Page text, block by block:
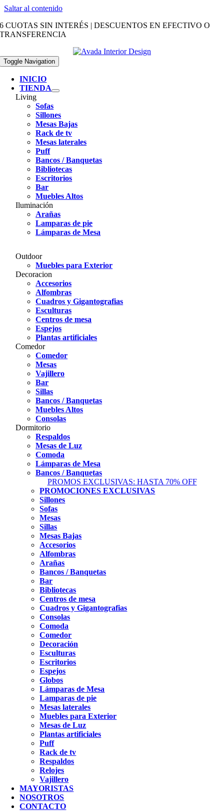
Saltar al contenido
6 CUOTAS SIN INTERÉS | DESCUENTOS EN EFECTIVO O
TRANSFERENCIA
Toggle Navigation
INICIO
TIENDA
Living
Sofas
Sillones
Mesas Bajas
Rack de tv
Mesas laterales
Puff
Bancos / Banquetas
Bibliotecas
Escritorios
Bar
Muebles Altos
Iluminación
Arañas
Lamparas de pie
Lámparas de Mesa
Outdoor
Muebles para Exterior
Decoracion
Accesorios
Alfombras
Cuadros y Gigantografias
Esculturas
Centros de mesa
Espejos
Plantas artificiales
Comedor
Comedor
Mesas
Vajillero
Bar
Sillas
Bancos / Banquetas
Muebles Altos
Consolas
Dormitorio
Respaldos
Mesas de Luz
Comoda
Lámparas de Mesa
Bancos / Banquetas
PROMOS EXCLUSIVAS: HASTA 70% OFF
PROMOCIONES EXCLUSIVAS
Sillones
Sofas
Mesas
Sillas
Mesas Bajas
Accesorios
Alfombras
Arañas
Bancos / Banquetas
Bar
Bibliotecas
Centros de mesa
Cuadros y Gigantografias
Consolas
Comoda
Comedor
Decoración
Esculturas
Escritorios
Espejos
Globos
Lámparas de Mesa
Lamparas de pie
Mesas laterales
Muebles para Exterior
Mesas de Luz
Plantas artificiales
Puff
Rack de tv
Respaldos
Relojes
Vajillero
MAYORISTAS
NOSOTROS
CONTACTO